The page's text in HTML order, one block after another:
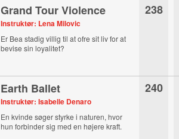
Grand Tour Violence
Instruktør: Lena Milovic
Er Bea stadig villig til at ofre sit liv for at
bevise sin loyalitet?
238
Earth Ballet
Instruktør: Isabelle Denaro
En kvinde søger styrke i naturen, hvor
hun forbinder sig med en højere kraft.
240